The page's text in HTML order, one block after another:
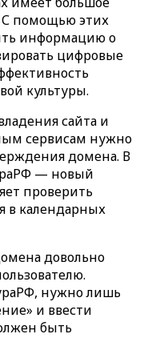
С помощью этих
информацию о
цифровые
культуры.
сайта и
сервисам нужно
домена. В
— новый
проверить
в календарных
довольно
нужно лишь
и ввести
быть